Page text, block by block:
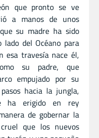
que pronto se ve
a manos de unos
su madre ha sido
del Océano para
esa travesía nace él,
su padre, que
empujado por su
hacia la jungla,
ha erigido en rey
de gobernar la
que los nuevos